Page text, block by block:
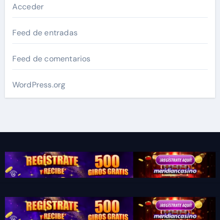
Acceder
Feed de entradas
Feed de comentarios
WordPress.org